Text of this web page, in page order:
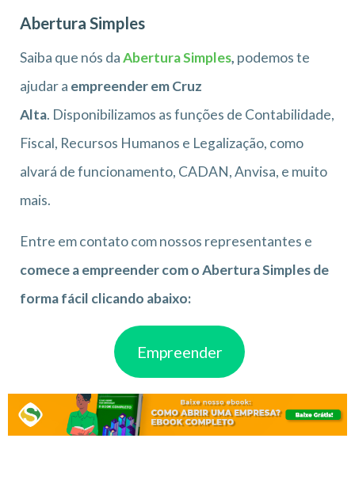
Abertura Simples
Saiba que nós daAbertura Simples, podemos te
ajudar a empreender em Cruz
Alta. Disponibilizamos as funções de Contabilidade,
Fiscal, Recursos Humanos e Legalização, como
alvará de funcionamento, CADAN, Anvisa, e muito
mais.
Entre em contato com nossos representantes e
comece a empreender com o Abertura Simples de
forma fácil clicando abaixo:
Empreender